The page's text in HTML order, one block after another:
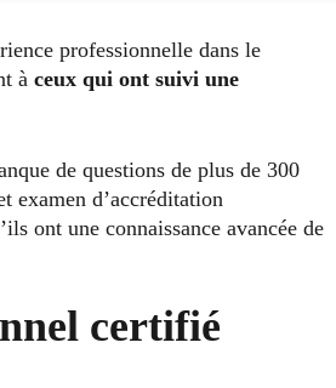
professionnelle dans le
à ceux qui ont suivi une
de questions de plus de 300
examen d’accréditation
ont une connaissance avancée de
certifié